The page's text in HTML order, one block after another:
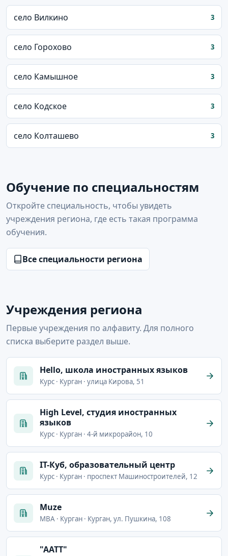
село Вилкино 3
село Горохово 3
село Камышное 3
село Кодское 3
село Колташево 3
Обучение по специальностям
Откройте специальность, чтобы увидеть
учреждения региона, где есть такая программа
обучения.
Все специальности региона
Учреждения региона
Первые учреждения по алфавиту. Для полного
списка выберите раздел выше.
Hello, школа иностранных языков
Курс · Курган · улица Кирова, 51
High Level, студия иностранных
языков
Курс · Курган · 4-й микрорайон, 10
IT-Куб, образовательный центр
Курс · Курган · проспект Машиностроителей, 12
Muze
MBA · Курган · Курган, ул. Пушкина, 108
"ААТТ"